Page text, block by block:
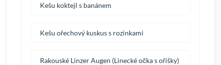
Kešu koktejl s banánem
Kešu ořechový kuskus s rozinkami
Rakouské Linzer Augen (Linecké očka s oříšky)